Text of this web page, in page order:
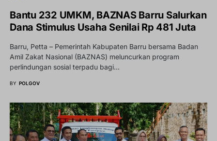
Bantu 232 UMKM, BAZNAS Barru Salurkan
Dana Stimulus Usaha Senilai Rp 481 Juta
Barru, Petta – Pemerintah Kabupaten Barru bersama Badan
Amil Zakat Nasional (BAZNAS) meluncurkan program
perlindungan sosial terpadu bagi…
BY POLGOV